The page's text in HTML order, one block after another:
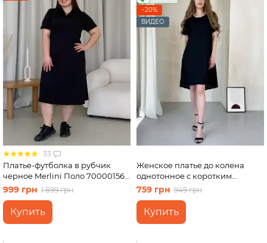
33
Платье-футболка в рубчик
черное Merlini Поло 700001561
размер 4XL-5XL
999 грн 1 899 грн
Купить
−20%
ВИДЕО
Женское платье до колена
однотонное с коротким
рукавом из льна черное Merlini
Престо 700000181, размер 54-
56 (4XL-5XL)
759 грн 949 грн
Купить